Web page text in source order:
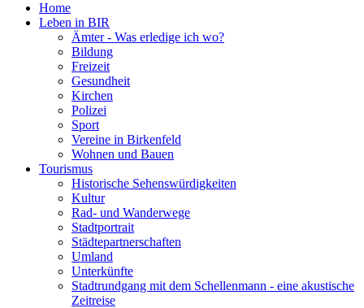
Home
Leben in BIR
Ämter - Was erledige ich wo?
Bildung
Freizeit
Gesundheit
Kirchen
Polizei
Sport
Vereine in Birkenfeld
Wohnen und Bauen
Tourismus
Historische Sehenswürdigkeiten
Kultur
Rad- und Wanderwege
Stadtportrait
Städtepartnerschaften
Umland
Unterkünfte
Stadtrundgang mit dem Schellenmann - eine akustische
Zeitreise